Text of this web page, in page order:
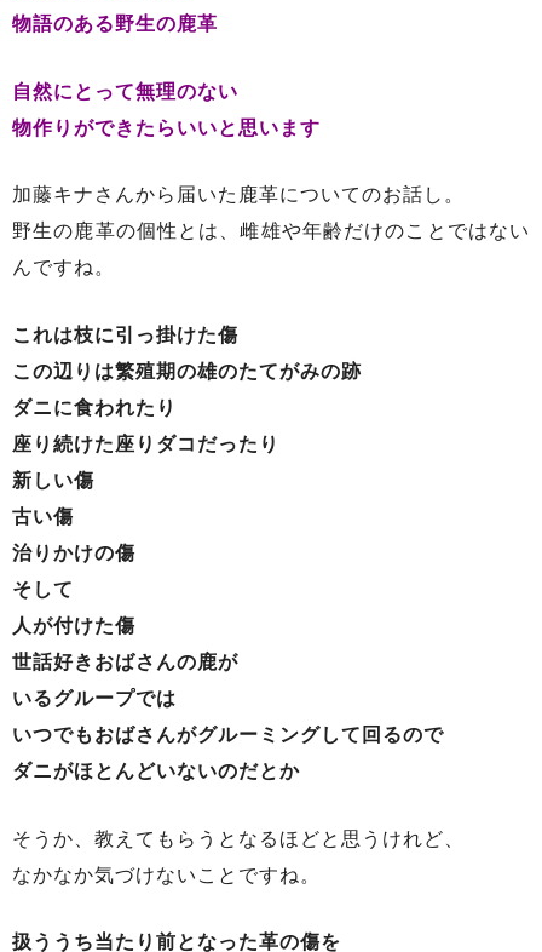
物語のある野生の鹿革
自然にとって無理のない
物作りができたらいいと思います
加藤キナさんから届いた鹿革についてのお話し。
野生の鹿革の個性とは、雌雄や年齢だけのことではない
んですね。
これは枝に引っ掛けた傷
この辺りは繁殖期の雄のたてがみの跡
ダニに食われたり
座り続けた座りダコだったり
新しい傷
古い傷
治りかけの傷
そして
人が付けた傷
世話好きおばさんの鹿が
いるグループでは
いつでもおばさんがグルーミングして回るので
ダニがほとんどいないのだとか
そうか、教えてもらうとなるほどと思うけれど、
なかなか気づけないことですね。
扱ううち当たり前となった革の傷を